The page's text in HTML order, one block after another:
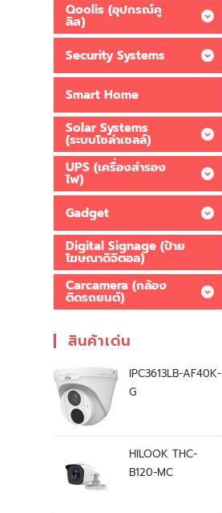
Qoolis (อุปกรณ์คู
ลิส)
Security Systems
Smart Home
Solar Systems
(ระบบโซล่าเซลล์)
UPS (เครื่องสำรอง
ไฟ)
Gadget
Digital Signage (ป้าย
โฆษณาดิจิตอล)
Carcamera (กล้อง
ติดรถยนต์)
สินค้าเด่น
IPC3613LB-AF40K-
G
HILOOK THC-
B120-MC